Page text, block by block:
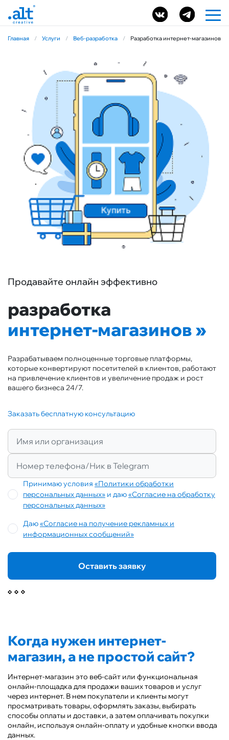
Главная / Услуги / Веб-разработка / Разработка интернет-магазинов
Продавайте онлайн эффективно
разработка
интернет-магазинов
Разрабатываем полноценные торговые платформы,
которые конвертируют посетителей в клиентов, работают
на привлечение клиентов и увеличение продаж и рост
вашего бизнеса 24/7.
Заказать бесплатную консультацию
Принимаю условия «Политики обработки
персональных данных» и даю«Согласие на обработку
персональных данных»
Даю«Согласие на получение рекламных и
информационных сообщений»
Оставить заявку
Когда нужен интернет-
магазин, а не простой сайт?
Интернет-магазин это веб-сайт или функциональная
онлайн-площадка для продажи ваших товаров и услуг
через интернет. В нем покупатели и клиенты могут
просматривать товары, оформлять заказы, выбирать
способы оплаты и доставки, а затем оплачивать покупки
онлайн, используя онлайн-оплату и удобные кнопки ввода
данных.